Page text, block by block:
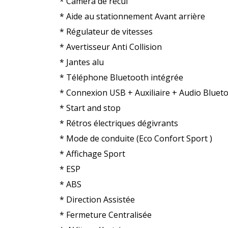
* Aide au stationnement Avant arrière
* Régulateur de vitesses
* Avertisseur Anti Collision
* Jantes alu
* Téléphone Bluetooth intégrée
* Connexion USB + Auxiliaire + Audio
* Start and stop
* Rétros électriques dégivrants
* Mode de conduite (Eco Confort Sport )
* Affichage Sport
* ESP
* ABS
* Direction Assistée
* Fermeture Centralisée